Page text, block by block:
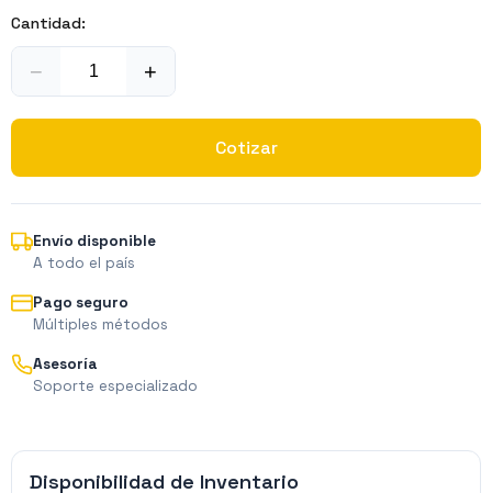
Cantidad:
− +
Cotizar
Envío disponible
A todo el país
Pago seguro
Múltiples métodos
Asesoría
Soporte especializado
Disponibilidad de Inventario